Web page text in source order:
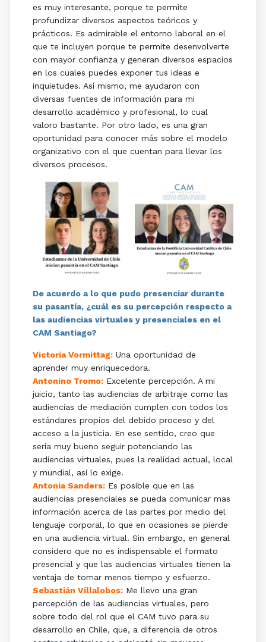
es muy interesante, porque te permite
profundizar diversos aspectos teóricos y
prácticos. Es admirable el entorno laboral en el
que te incluyen porque te permite desenvolverte
con mayor confianza y generan diversos espacios
en los cuales puedes exponer tus ideas e
inquietudes. Así mismo, me ayudaron con
diversas fuentes de información para mi
desarrollo académico y profesional, lo cual
valoro bastante. Por otro lado, es una gran
oportunidad para conocer más sobre el modelo
organizativo con el que cuentan para llevar los
diversos procesos.
De acuerdo a lo que pudo presenciar durante
su pasantía, ¿cuál es su percepción respecto a
las audiencias virtuales y presenciales en el
CAM Santiago?
Victoria Vormittag:Una oportunidad de
aprender muy enriquecedora.
Antonino Tromo:Excelente percepción. A mi
juicio, tanto las audiencias de arbitraje como las
audiencias de mediación cumplen con todos los
estándares propios del debido proceso y del
acceso a la justicia. En ese sentido, creo que
sería muy bueno seguir potenciando las
audiencias virtuales, pues la realidad actual, local
y mundial, así lo exige.
Antonia Sanders: Es posible que en las
audiencias presenciales se pueda comunicar mas
información acerca de las partes por medio del
lenguaje corporal, lo que en ocasiones se pierde
en una audiencia virtual. Sin embargo, en general
considero que no es indispensable el formato
presencial y que las audiencias virtuales tienen la
ventaja de tomar menos tiempo y esfuerzo.
Sebastián Villalobos: Me llevo una gran
percepción de las audiencias virtuales, pero
sobre todo del rol que el CAM tuvo para su
desarrollo en Chile, que, a diferencia de otros